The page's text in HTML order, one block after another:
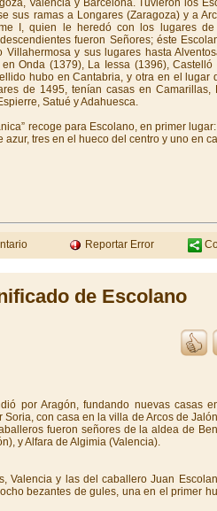
Valencia y Barcelona. Tuvieron los
sus ramas a Longares (Zaragoza) y a
I, quien le heredó con los lugares de
fueron Señores; éste
y sus lugares hasta
Onda (1379), La Iessa (1396),
hubo en Cantabria, y otra en el lugar
de 1495, tenían casas en Camarillas,
Satué y Adahuesca.
recoge para Escolano, en primer
tres en el hueco del centro y uno en
Reportar Error
de Escolano
por Aragón, fundando nuevas casas
con casa en la villa de Arcos de
fueron señores de la aldea de
y Alfara de Algimia (Valencia).
Valencia y las del caballero Juan
bezantes de gules, una en el primer